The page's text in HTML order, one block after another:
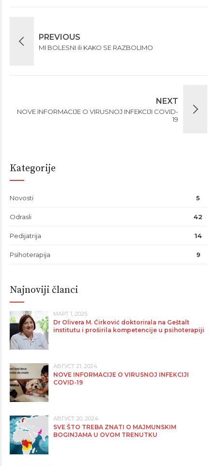
PREVIOUS
MI BOLESNI ili KAKO SE RAZBOLIMO
NEXT
NOVE INFORMACIJE O VIRUSNOJ INFEKCIJI COVID-
19
Kategorije
Novosti 5
Odrasli 42
Pedijatrija 14
Psihoterapija 9
Najnoviji članci
МАРТ 1, 2025
Dr Olivera M. Ćirković doktorirala na Geštalt
institutu i proširila kompetencije u psihoterapiji
АВГУСТ 21, 2024
NOVE INFORMACIJE O VIRUSNOJ INFEKCIJI
COVID-19
АВГУСТ 20, 2024
SVE ŠTO TREBA ZNATI O MAJMUNSKIM
BOGINJAMA U OVOM TRENUTKU